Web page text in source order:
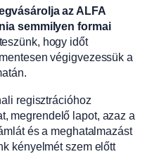
az ALFA
semmilyen formai
hogy időt
végigvezessük a
regisztrációhoz
megrendelő lapot, azaz a
és a meghatalmazást
kényelmét szem előtt